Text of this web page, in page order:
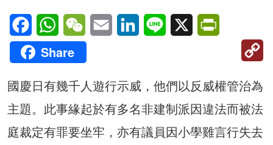
FacebookWhatsAppWeChatEmail LinkedInLine X
Share
國慶日有幾千人遊行示威，他們以反威權管治為
主題。此事緣起於有多名非建制派因違法而被法
庭裁定有罪要坐牢，亦有議員因小學雞言行失去